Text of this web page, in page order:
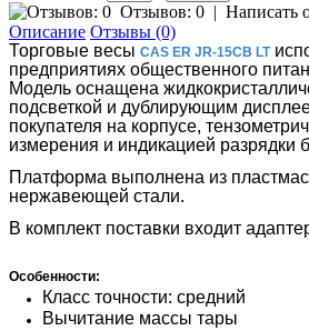
Отзывов: 0 | Написать
Описание Отзывы (0)
Торговые весы CAS ER JR-15CB LT
предприятиях общественного
Модель оснащена
подсветкой и дублирующим
покупателя на корпусе,
измерения и индикацией разрядки
Платформа выполнена из
нержавеющей стали.
В комплект поставки входит
Особенности:
Класс точности: средний
Вычитание массы тары